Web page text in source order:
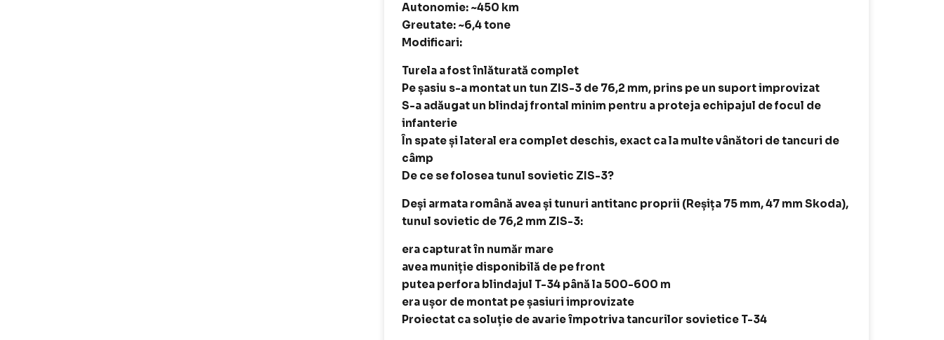
Autonomie: ~450 km
Greutate: ~6,4 tone
Modificari:
Turela a fost înlăturată complet
Pe șasiu s-a montat un tun ZIS-3 de 76,2 mm, prins pe un suport improvizat
S-a adăugat un blindaj frontal minim pentru a proteja echipajul de focul de
infanterie
În spate și lateral era complet deschis, exact ca la multe vânători de tancuri de
câmp
De ce se folosea tunul sovietic ZIS-3?
Deși armata română avea și tunuri antitanc proprii (Reșița 75 mm, 47 mm Skoda),
tunul sovietic de 76,2 mm ZIS-3:
era capturat în număr mare
avea muniție disponibilă de pe front
putea perfora blindajul T-34 până la 500-600 m
era ușor de montat pe șasiuri improvizate
Proiectat ca soluție de avarie împotriva tancurilor sovietice T-34